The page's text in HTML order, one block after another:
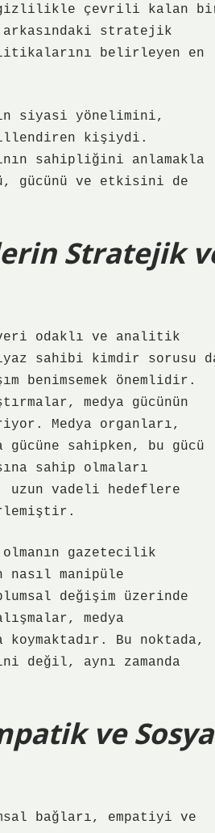
gizlilikle çevrili kalan
stratejik
belirleyen en
siyasi yönelimini,
kişiydi.
sahipliğini anlamakla
gücünü ve etkisini de
Stratejik
veri odaklı ve analitik
sahibi kimdir sorusu
benimsemek önemlidir.
medya gücünün
Medya organları,
sahipken, bu gücü
sahip olmaları
uzun vadeli hedeflere
gazetecilik
manipüle
değişim üzerinde
medya
Bu noktada,
değil, aynı zamanda
ve
bağları, empatiyi ve